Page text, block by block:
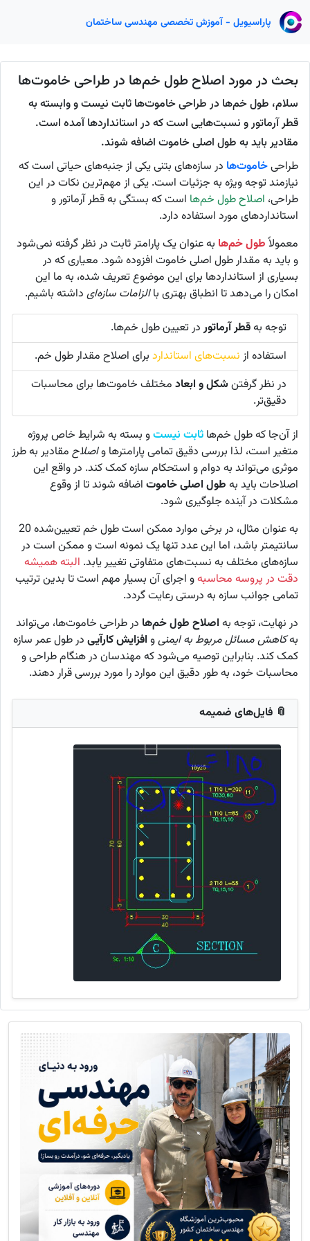
پاراسیویل - آموزش تخصصی مهندسی ساختمان
بحث در مورد اصلاح طول خم‌ها در طراحی خاموت‌ها
سلام، طول خم‌ها در طراحی خاموت‌ها ثابت نیست و وابسته به
قطر آرماتور و نسبت‌هایی است که در استانداردها آمده است.
مقادیر باید به طول اصلی خاموت اضافه شوند.
طراحیخاموت‌ها در سازه‌های بتنی یکی از جنبه‌های حیاتی است که
نیازمند توجه ویژه به جزئیات است. یکی از مهم‌ترین نکات در این
طراحی، اصلاح طول خم‌ها است که بستگی به قطر آرماتور و
استانداردهای مورد استفاده دارد.
معمولاًطول خم‌ها به عنوان یک پارامتر ثابت در نظر گرفته نمی‌شود
و باید به مقدار طول اصلی خاموت افزوده شود. معیاری که در
بسیاری از استانداردها برای این موضوع تعریف شده، به ما این
امکان را می‌دهد تا انطباق بهتری باالزامات سازه‌ای داشته باشیم.
توجه بهقطر آرماتوردر تعیین طول خم‌ها.
استفاده از نسبت‌های استاندارد برای اصلاح مقدار طول خم.
در نظر گرفتن شکل و ابعاد مختلف خاموت‌ها برای محاسبات
دقیق‌تر.
از آن‌جا که طول خم‌ها ثابت نیستو بسته به شرایط خاص پروژه
متغیر است، لذا بررسی دقیق تمامی پارامترها واصلاح مقادیر به طرز
موثری می‌تواند به دوام و استحکام سازه کمک کند. در واقع این
اصلاحات باید به طول اصلی خاموت اضافه شوند تا از وقوع
مشکلات در آینده جلوگیری شود.
به عنوان مثال، در برخی موارد ممکن است طول خم تعیین‌شده 20
سانتیمتر باشد، اما این عدد تنها یک نمونه است و ممکن است در
سازه‌های مختلف به نسبت‌های متفاوتی تغییر یابد. البته همیشه
دقت در پروسه محاسبهو اجرای آن بسیار مهم است تا بدین ترتیب
تمامی جوانب سازه به درستی رعایت گردد.
در نهایت، توجه به اصلاح طول خم‌ها در طراحی خاموت‌ها، می‌تواند
بهکاهش مسائل مربوط به ایمنیو افزایش کارآیی در طول عمر سازه
کمک کند. بنابراین توصیه می‌شود که مهندسان در هنگام طراحی و
محاسبات خود، به طور دقیق این موارد را مورد بررسی قرار دهند.
📎 فایل‌های ضمیمه